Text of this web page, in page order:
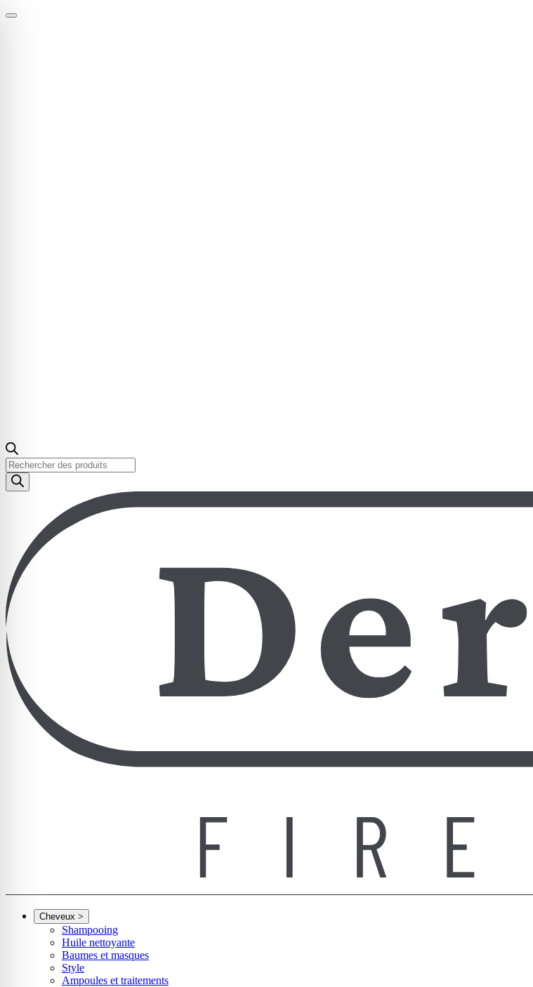
Recherche
de
produits
Cheveux >
Shampooing
Huile nettoyante
Baumes et masques
Style
Ampoules et traitements